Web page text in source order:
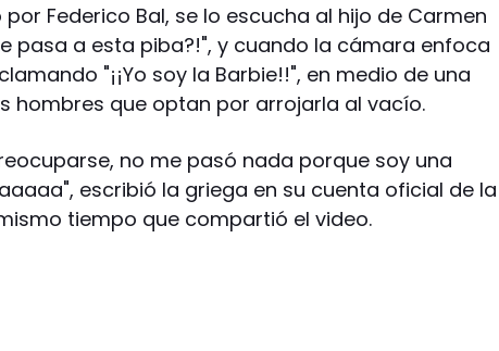
Federico Bal, se lo escucha al hijo de Carmen
pasa a esta piba?!", y cuando la cámara enfoca
"¡¡Yo soy la Barbie!!", en medio de una
hombres que optan por arrojarla al vacío.
no me pasó nada porque soy una
escribió la griega en su cuenta oficial de la
tiempo que compartió el video.